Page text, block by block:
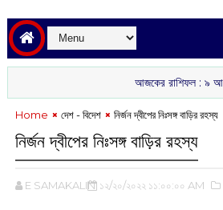
আজকের রাশিফল :‌ ‌‌৯ আগস্ট, ২০২৬
Home দেশ - বিদেশ নির্জন দ্বীপের নিঃসঙ্গ বাড়ির রহস্য
নির্জন দ্বীপের নিঃসঙ্গ বাড়ির রহস্য
E SAMAKALIN ১২/২০/২০২২ ১১:০০:০০ AM